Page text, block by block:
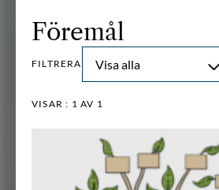
Föremål
FILTRERA Visa alla
VISAR : 1 AV 1